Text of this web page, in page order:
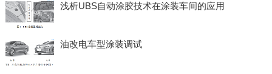
浅析UBS自动涂胶技术在涂装车间的应用
油改电车型涂装调试